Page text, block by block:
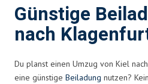
Günstige
nach
Du planst einen Umzug von Kiel
eine günstige Beiladung nutzen?